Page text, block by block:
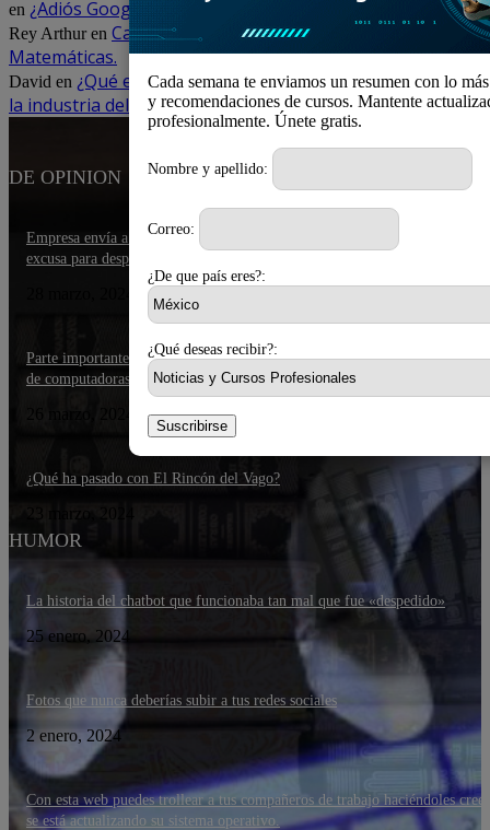
en ¿Adiós Google? – El poderoso Duck
Rey Arthur en Carta de un Ingeniero que no era bueno en
Matemáticas.
David en ¿Qué es el desarrollo ágil y cómo está cambiando
la industria del software?
DE OPINION
Empresa envía a teletrabajar por un día a 400 de sus empleados… Solo
excusa para despedirlos
Parte importante de la generación Alpha carece de habilidades básicas en
de computadoras
¿Qué ha pasado con El Rincón del Vago?
HUMOR
La historia del chatbot que funcionaba tan mal que fue «despedido»
25 enero, 2024
Fotos que nunca deberías subir a tus redes sociales
2 enero, 2024
Con esta web puedes trollear a tus compañeros de trabajo haciéndoles
se está actualizando su sistema operativo.
Cada semana te enviamos un resumen con lo
y recomendaciones de cursos. Mantente
profesionalmente. Únete gratis.
Nombre y apellido:
Correo:
¿De que país eres?:
¿Qué deseas recibir?:
Suscribirse